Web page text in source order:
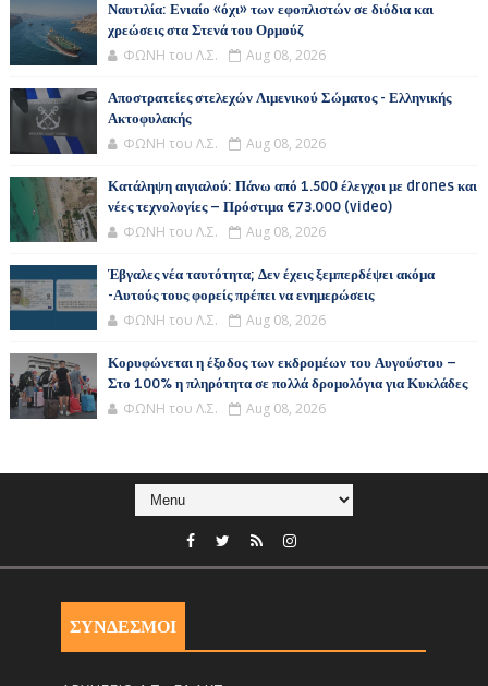
Ναυτιλία: Ενιαίο «όχι» των εφοπλιστών σε διόδια και
χρεώσεις στα Στενά του Ορμούζ
ΦΩΝΗ του Λ.Σ. Aug 08, 2026
Αποστρατείες στελεχών Λιμενικού Σώματος - Ελληνικής
Ακτοφυλακής
ΦΩΝΗ του Λ.Σ. Aug 08, 2026
Κατάληψη αιγιαλού: Πάνω από 1.500 έλεγχοι με drones και
νέες τεχνολογίες – Πρόστιμα €73.000 (video)
ΦΩΝΗ του Λ.Σ. Aug 08, 2026
Έβγαλες νέα ταυτότητα; Δεν έχεις ξεμπερδέψει ακόμα
-Αυτούς τους φορείς πρέπει να ενημερώσεις
ΦΩΝΗ του Λ.Σ. Aug 08, 2026
Κορυφώνεται η έξοδος των εκδρομέων του Αυγούστου –
Στο 100% η πληρότητα σε πολλά δρομολόγια για Κυκλάδες
ΦΩΝΗ του Λ.Σ. Aug 08, 2026
ΣΥΝΔΕΣΜΟΙ